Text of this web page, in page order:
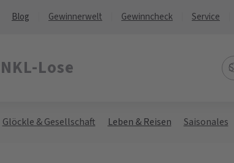
Blog Gewinnerwelt Gewinncheck Service
NKL-Lose
Glöckle & Gesellschaft Leben & Reisen Saisonales